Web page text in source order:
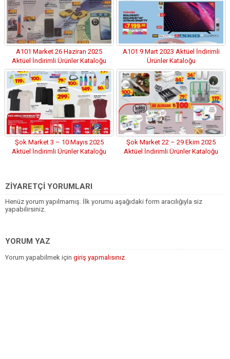
A101 Market 26 Haziran 2025
Aktüel İndirimli Ürünler Kataloğu
A101 9 Mart 2023 Aktüel İndirimli
Ürünler Kataloğu
Şok Market 3 – 10 Mayıs 2025
Aktüel İndirimli Ürünler Kataloğu
Şok Market 22 – 29 Ekim 2025
Aktüel İndirimli Ürünler Kataloğu
ZİYARETÇİ YORUMLARI
Henüz yorum yapılmamış. İlk yorumu aşağıdaki form aracılığıyla siz
yapabilirsiniz.
YORUM YAZ
Yorum yapabilmek için giriş yapmalısınız